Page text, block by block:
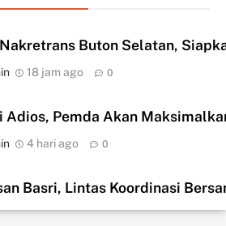
Buton Selatan,
18 jam ago 0
Adios, Pemda Akan
4 hari ago 0
Basri, Lintas Koordinasi
4 hari ago 0